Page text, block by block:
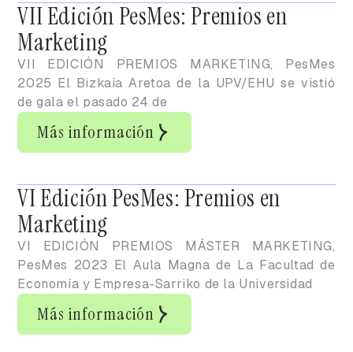
VII Edición PesMes: Premios en
Marketing
VII EDICIÓN PREMIOS MARKETING, PesMes
2025 El Bizkaia Aretoa de la UPV/EHU se vistió
de gala el pasado 24 de
Más información
VI Edición PesMes: Premios en
Marketing
VI EDICIÓN PREMIOS MÁSTER MARKETING,
PesMes 2023 El Aula Magna de La Facultad de
Economía y Empresa-Sarriko de la Universidad
Más información